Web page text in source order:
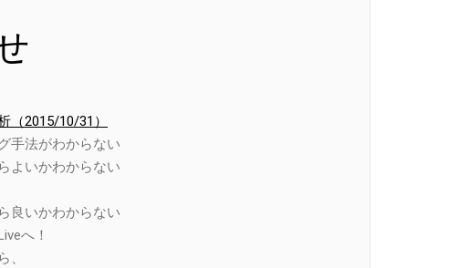
（2015/10/31）
手法がわからない
よいかわからない
良いかわからない
へ！
、